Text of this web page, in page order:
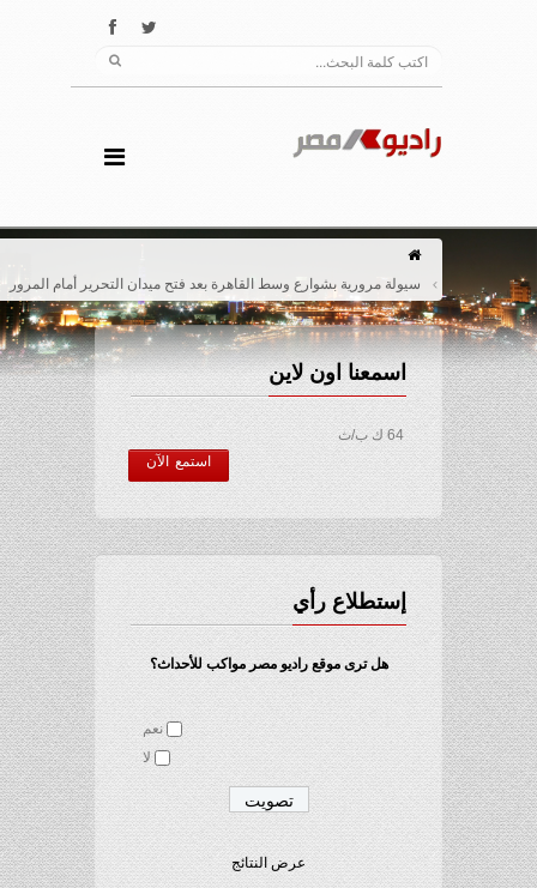
سيولة مرورية بشوارع وسط القاهرة بعد فتح ميدان التحرير أمام المرور
اسمعنا اون لاين
64 ك ب/ث
استمع الآن
إستطلاع رأي
هل ترى موقع راديو مصر مواكب للأحداث؟
نعم
لا
عرض النتائج